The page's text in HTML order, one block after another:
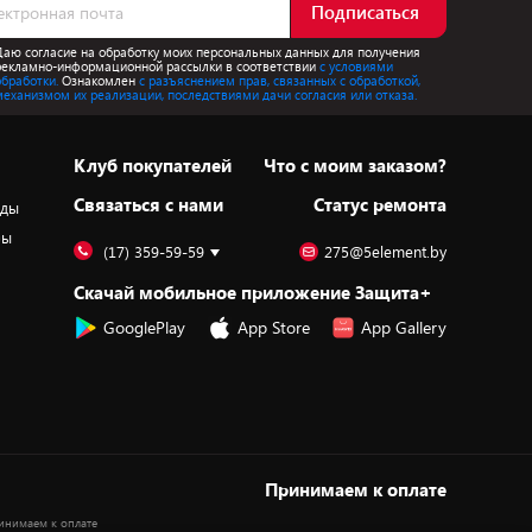
Подписаться
согласие на обработку моих персональных данных для получения
информационной рассылки в соответствиис условиями
Ознакомлен с разъяснением прав, связанных с обработкой,
их реализации, последствиями дачи согласия или отказа.
Клуб покупателей
Cвязаться с нами
Что с моим заказом?
Статус ремонта
(17) 359-59-59 275@5element.by
Скачай мобильное приложение Защита+
GooglePlay App Store App Gallery
Принимаем к оплате